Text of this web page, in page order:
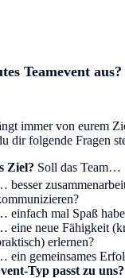
Teamevent
immer von eurem
dir folgende Fragen
Ziel? Soll das Team…
besser
einfach mal Spaß
eine neue Fähigkeit
erlernen?
ein gemeinsames
Typ passt zu uns?